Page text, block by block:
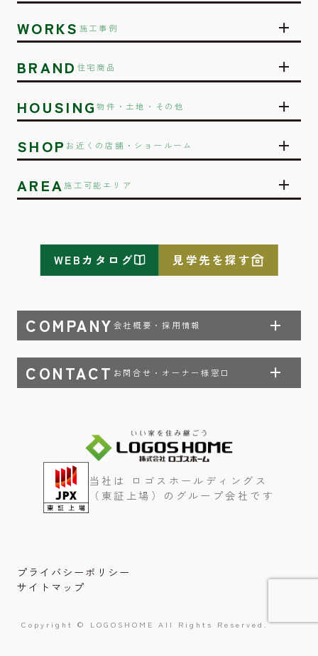
WORKS 施工事例
BRAND 住宅商品
HOUSING物件・土地・その他
SHOP お近くの店舗・ショールーム
AREA施工可能エリア
COMPANY 会社概要・採用情報
CONTACT お問合せ・オーナー様窓口
WEBカタログ 見学先を探す
当社は ロゴスホールディングス
（東証上場）のグループ会社です
プライバシーポリシー
サイトマップ
Copyright © LOGOSHOME All Rights Reserved.